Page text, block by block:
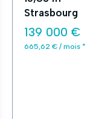
Strasbourg
139 000 €
665,62 € / mois *